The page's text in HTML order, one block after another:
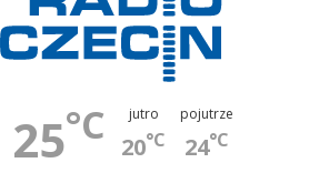
25°C jutro
20°C
pojutrze
24°C